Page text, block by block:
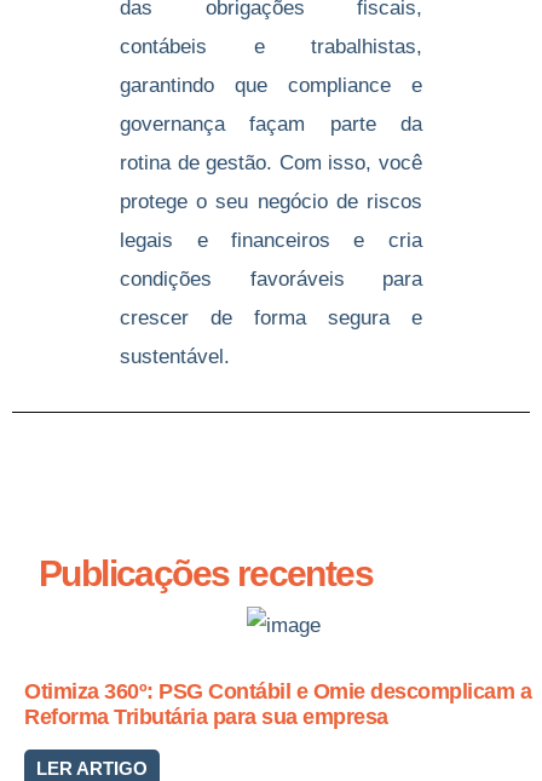
das obrigações fiscais,
contábeis e trabalhistas,
garantindo que compliance e
governança façam parte da
rotina de gestão. Com isso, você
protege o seu negócio de riscos
legais e financeiros e cria
condições favoráveis para
crescer de forma segura e
sustentável.
Publicações recentes
Otimiza 360º: PSG Contábil e Omie descomplicam a
Reforma Tributária para sua empresa
LER ARTIGO